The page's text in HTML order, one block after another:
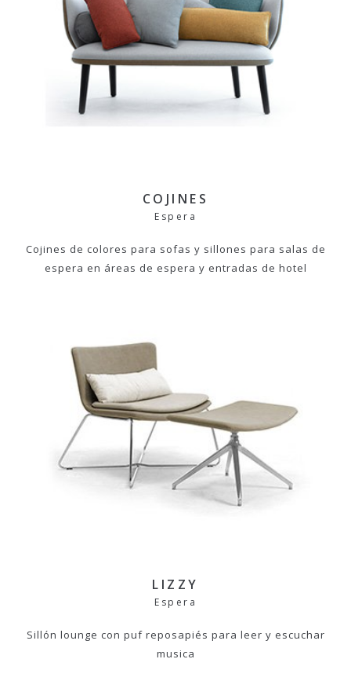
COJINES
Espera
Cojines de colores para sofas y sillones para salas de
espera en áreas de espera y entradas de hotel
LIZZY
Espera
Sillón lounge con puf reposapiés para leer y escuchar
musica